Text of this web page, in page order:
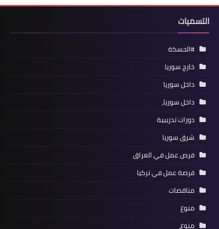
التسميات
#الحسكة
خارج سوريا
داخل سوريا
داخل سوريا،
دورات تدريبية
شرق سوريا
فرص عمل في العراق
فرصة عمل في تركيا
مناقصات
منوع
منوع،